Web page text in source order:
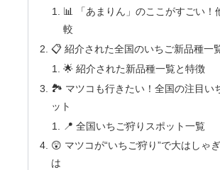
📊 「あまりん」のここがすごい！
較
📋 紹介された全国のいちご新品種一
🌟 紹介された新品種一覧と特徴
🏞 マツコも行きたい！全国の注目い
ット
📍 全国いちご狩りスポット一覧
😲 マツコが“いちご狩り”で大はしゃ
は